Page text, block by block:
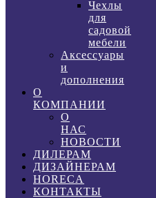
Чехлы
для
садовой
мебели
Аксессуары
и
дополнения
О
КОМПАНИИ
О
НАС
НОВОСТИ
ДИЛЕРАМ
ДИЗАЙНЕРАМ
HORECA
КОНТАКТЫ